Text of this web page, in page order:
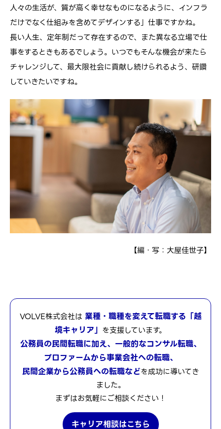
人々の生活が、質が高く幸せなものになるように、インフラ
だけでなく仕組みを含めてデザインする」仕事ですかね。
長い人生、定年制だって存在するので、また異なる立場で仕
事をするときもあるでしょう。いつでもそんな機会が来たら
チャレンジして、最大限社会に貢献し続けられるよう、研鑽
していきたいですね。
【編・写：大屋佳世子】
VOLVE株式会社は 業種・職種を変えて転職する「越
境キャリア」 を支援しています。
公務員の民間転職に加え、一般的なコンサル転職、
プロファームから事業会社への転職、
民間企業から公務員への転職などを成功に導いてき
ました。
まずはお気軽にご相談ください！
キャリア相談はこちら